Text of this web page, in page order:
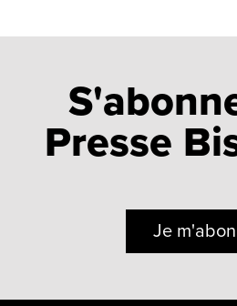
Presse
Je